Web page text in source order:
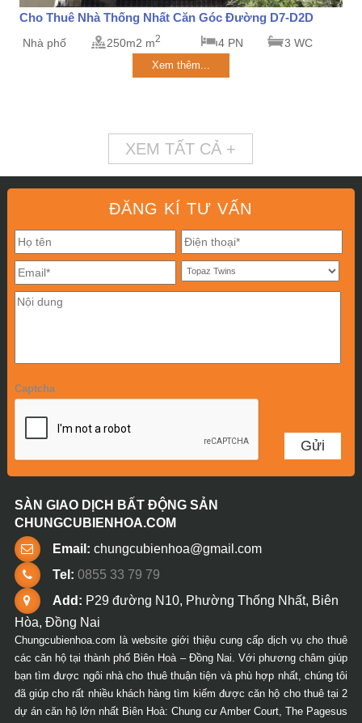
Cho Thuê Nhà Thống Nhất Căn Góc Đường D7-D2D
Nhà phố 250m2 m2 4 PN 3 WC
Xem thêm...
XEM TẤT CẢ +
ĐĂNG KÍ TƯ VẤN
Captcha
SÀN GIAO DỊCH BẤT ĐỘNG SẢN
CHUNGCUBIENHOA.COM
Email: chungcubienhoa@gmail.com
Tel: 0855 33 79 79
Add: P29 đường N10, Phường Thống Nhất, Biên
Hòa, Đồng Nai
Chungcubienhoa.com là website giới thiệu cung cấp dịch vụ cho thuê
các căn hộ tại thành phố Biên Hoà – Đồng Nai. Với phương châm giúp
bạn tìm được ngôi nhà cho thuê thuận tiện và phù hợp nhất, chúng tôi
đã giúp cho rất nhiều khách hàng tìm kiếm được căn hộ cho thuê tại 2
dự án căn hộ lớn nhất Biên Hoà: Chung cư Amber Court, The Pagesus